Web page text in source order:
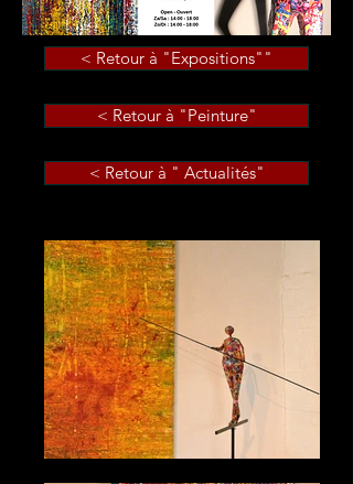
< Retour à "Expositions""
< Retour à "Peinture"
< Retour à " Actualités"